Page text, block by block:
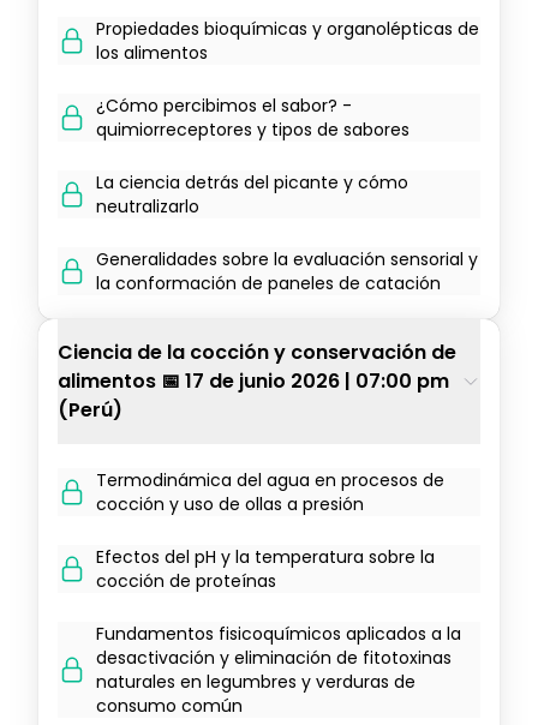
Propiedades bioquímicas y organolépticas de
los alimentos
¿Cómo percibimos el sabor? -
quimiorreceptores y tipos de sabores
La ciencia detrás del picante y cómo
neutralizarlo
Generalidades sobre la evaluación sensorial y
la conformación de paneles de catación
Ciencia de la cocción y conservación de
alimentos 📅 17 de junio 2026 | 07:00 pm
(Perú)
Termodinámica del agua en procesos de
cocción y uso de ollas a presión
Efectos del pH y la temperatura sobre la
cocción de proteínas
Fundamentos fisicoquímicos aplicados a la
desactivación y eliminación de fitotoxinas
naturales en legumbres y verduras de
consumo común